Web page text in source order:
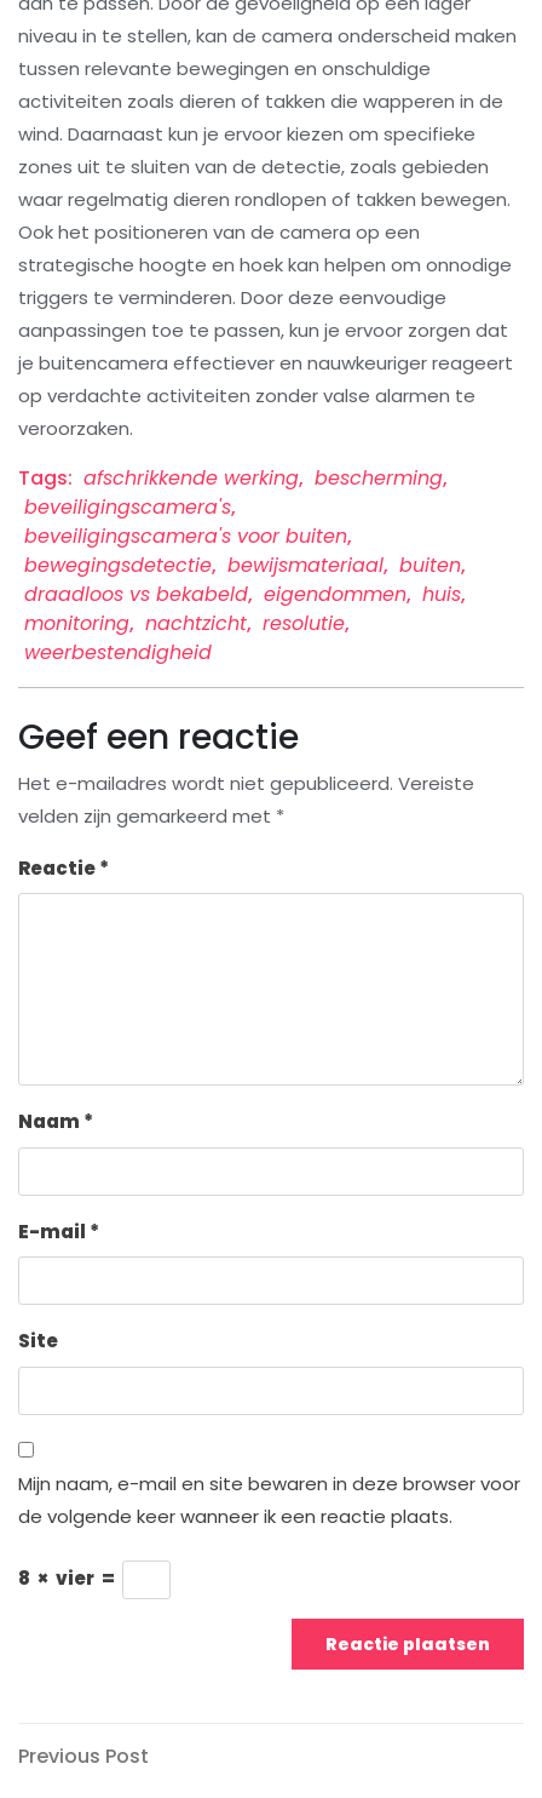
niveau in te stellen, kan de camera onderscheid maken
tussen relevante bewegingen en onschuldige
activiteiten zoals dieren of takken die wapperen in de
wind. Daarnaast kun je ervoor kiezen om specifieke
zones uit te sluiten van de detectie, zoals gebieden
waar regelmatig dieren rondlopen of takken bewegen.
Ook het positioneren van de camera op een
strategische hoogte en hoek kan helpen om onnodige
triggers te verminderen. Door deze eenvoudige
aanpassingen toe te passen, kun je ervoor zorgen dat
je buitencamera effectiever en nauwkeuriger reageert
op verdachte activiteiten zonder valse alarmen te
veroorzaken.
Tags: afschrikkende werking, bescherming,
beveiligingscamera's,
beveiligingscamera's voor buiten,
bewegingsdetectie, bewijsmateriaal, buiten,
draadloos vs bekabeld, eigendommen, huis,
monitoring, nachtzicht, resolutie,
weerbestendigheid
Geef een reactie
Het e-mailadres wordt niet gepubliceerd. Vereiste
velden zijn gemarkeerd met *
Reactie*
Naam *
E-mail *
Site
Mijn naam, e-mail en site bewaren in deze browser voor
de volgende keer wanneer ik een reactie plaats.
8 × vier =
Berichtnavigatie
Previous
Previous Post